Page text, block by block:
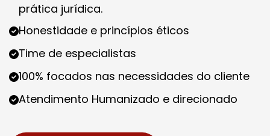
prática jurídica.
Honestidade e princípios éticos
Time de especialistas
100% focados nas necessidades do cliente
Atendimento Humanizado e direcionado